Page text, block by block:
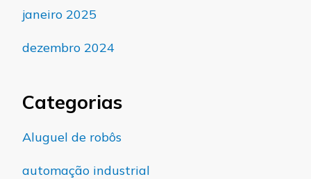
janeiro 2025
dezembro 2024
Categorias
Aluguel de robôs
automação industrial